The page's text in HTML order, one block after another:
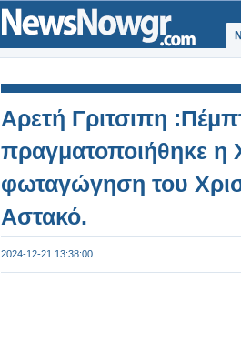
Αρετή Γριτσιπη
πραγματοποιήθηκε η
φωταγώγηση του
Αστακό.
2024-12-21 13:38:00